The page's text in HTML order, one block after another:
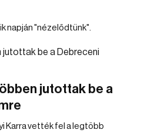
napján "nézelődtünk".
jutottak be a
Karra vették fel a legtöbb